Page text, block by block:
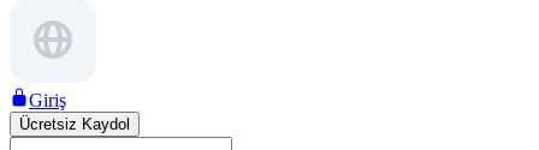
Giriş
Ücretsiz Kaydol